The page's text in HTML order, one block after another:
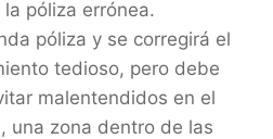
póliza errónea.
póliza y se corregirá el
tedioso, pero debe
malentendidos en el
una zona dentro de las